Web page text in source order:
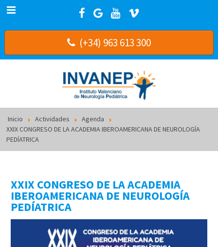
(+34) 963 613 300
Inicio Actividades
Agenda
XXIX CONGRESO DE LA ACADEMIA IBEROAMERICANA DE NEUROLOGÍA
PEDÍATRICA
XXIX CONGRESO DE LA ACADEMIA
IBEROAMERICANA DE NEUROLOGÍA
PEDÍATRICA